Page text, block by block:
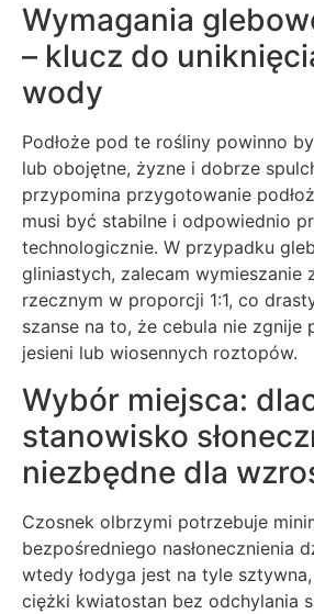
Wymagania
– klucz do
wody
Podłoże pod te rośliny powinno
lub obojętne, żyzne i dobrze
przypomina przygotowanie
musi być stabilne i odpowiednio
technologicznie. W przypadku
gliniastych, zalecam wymieszanie
rzecznym w proporcji 1:1, co
szanse na to, że cebula nie zgnije
jesieni lub wiosennych roztopów.
Wybór miejsca:
stanowisko
niezbędne dla
Czosnek olbrzymi potrzebuje
bezpośredniego nasłonecznienia
wtedy łodyga jest na tyle
ciężki kwiatostan bez odchylania